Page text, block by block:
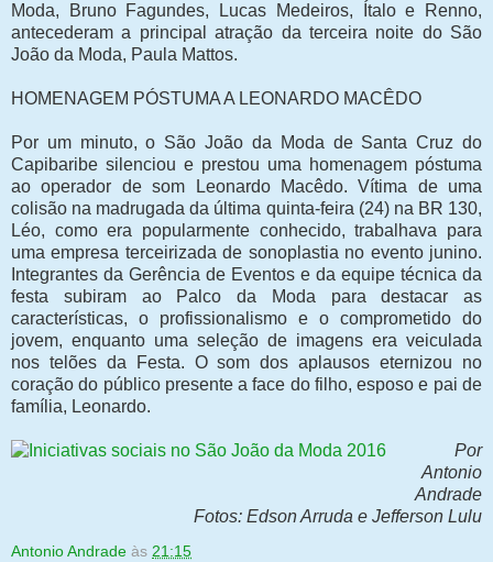
Moda, Bruno Fagundes, Lucas Medeiros, Ítalo e Renno,
antecederam a principal atração da terceira noite do São
João da Moda, Paula Mattos.
HOMENAGEM PÓSTUMA A LEONARDO MACÊDO
Por um minuto, o São João da Moda de Santa Cruz do
Capibaribe silenciou e prestou uma homenagem póstuma
ao operador de som Leonardo Macêdo. Vítima de uma
colisão na madrugada da última quinta-feira (24) na BR 130,
Léo, como era popularmente conhecido, trabalhava para
uma empresa terceirizada de sonoplastia no evento junino.
Integrantes da Gerência de Eventos e da equipe técnica da
festa subiram ao Palco da Moda para destacar as
características, o profissionalismo e o comprometido do
jovem, enquanto uma seleção de imagens era veiculada
nos telões da Festa. O som dos aplausos eternizou no
coração do público presente a face do filho, esposo e pai de
família, Leonardo.
Por
Antonio
Andrade
Fotos: Edson Arruda e Jefferson Lulu
Antonio Andrade às 21:15